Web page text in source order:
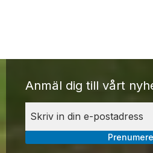
Anmäl dig till vårt